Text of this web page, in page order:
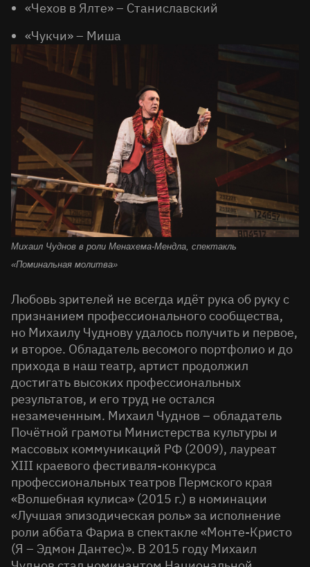
«Чехов в Ялте» – Станиславский
«Чукчи» – Миша
Михаил Чуднов в роли Менахема-Мендла, спектакль
«Поминальная молитва»
Любовь зрителей не всегда идёт рука об руку с
признанием профессионального сообщества,
но Михаилу Чуднову удалось получить и первое,
и второе. Обладатель весомого портфолио и до
прихода в наш театр, артист продолжил
достигать высоких профессиональных
результатов, и его труд не остался
незамеченным. Михаил Чуднов – обладатель
Почётной грамоты Министерства культуры и
массовых коммуникаций РФ (2009), лауреат
XIII краевого фестиваля-конкурса
профессиональных театров Пермского края
«Волшебная кулиса» (2015 г.) в номинации
«Лучшая эпизодическая роль» за исполнение
роли аббата Фариа в спектакле «Монте-Кристо
(Я – Эдмон Дантес)». В 2015 году Михаил